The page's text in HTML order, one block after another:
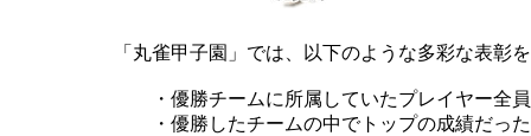
「丸雀甲子園」では、以下のような多彩な表彰
・優勝チームに所属していたプレイヤー全員
・優勝したチームの中でトップの成績だった